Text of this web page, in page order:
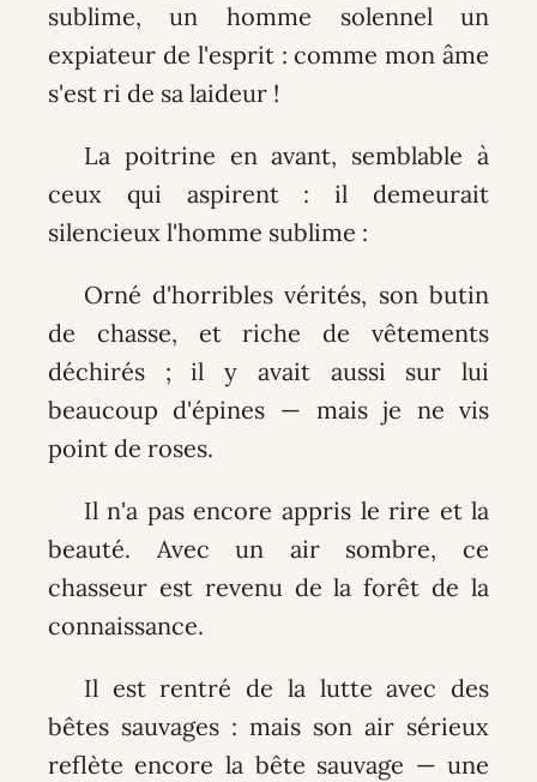
sublime, un homme solennel un
expiateur de l'esprit : comme mon âme
s'est ri de sa laideur !
La poitrine en avant, semblable à
ceux qui aspirent : il demeurait
silencieux l'homme sublime :
Orné d'horribles vérités, son butin
de chasse, et riche de vêtements
déchirés ; il y avait aussi sur lui
beaucoup d'épines — mais je ne vis
point de roses.
Il n'a pas encore appris le rire et la
beauté. Avec un air sombre, ce
chasseur est revenu de la forêt de la
connaissance.
Il est rentré de la lutte avec des
bêtes sauvages : mais son air sérieux
reflète encore la bête sauvage — une